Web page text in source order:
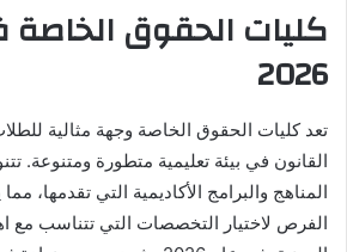
كليات الحقوق
2026
تعد كليات الحقوق الخاصة وجهة مثالية
القانون في بيئة تعليمية متطورة ومتنوعة.
المناهج والبرامج الأكاديمية التي تقدمها،
الفرص لاختيار التخصصات التي تتناسب مع